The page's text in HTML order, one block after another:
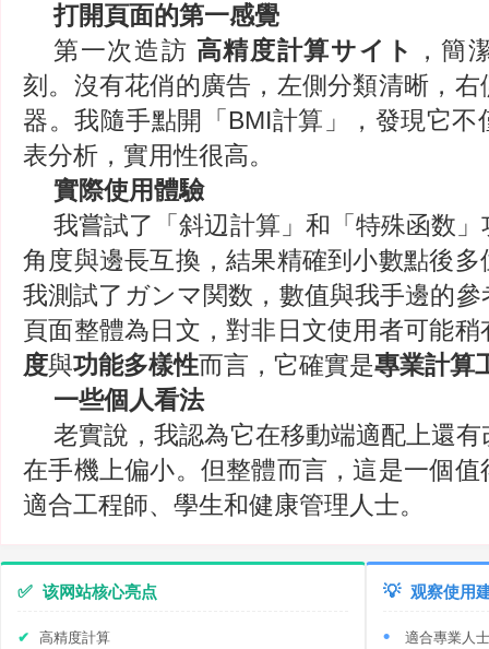
打開頁面的第一感覺
第一次造訪 高精度計算サイト
，簡
刻。沒有花俏的廣告，左側分類清晰，
器。我隨手點開「BMI計算」，發現它不
表分析，實用性很高。
實際使用體驗
我嘗試了「斜辺計算」和「特殊函数
角度與邊長互換，結果精確到小數點後
我測試了ガンマ関数，數值與我手邊的
頁面整體為日文，對非日文使用者可能稍
度與功能多樣性而言，它確實是專業計算
一些個人看法
老實說，我認為它在移動端適配上還
在手機上偏小。但整體而言，這是一個
適合工程師、學生和健康管理人士。
✅ 该网站核心亮点
高精度計算
💡 观察使用
適合專業人